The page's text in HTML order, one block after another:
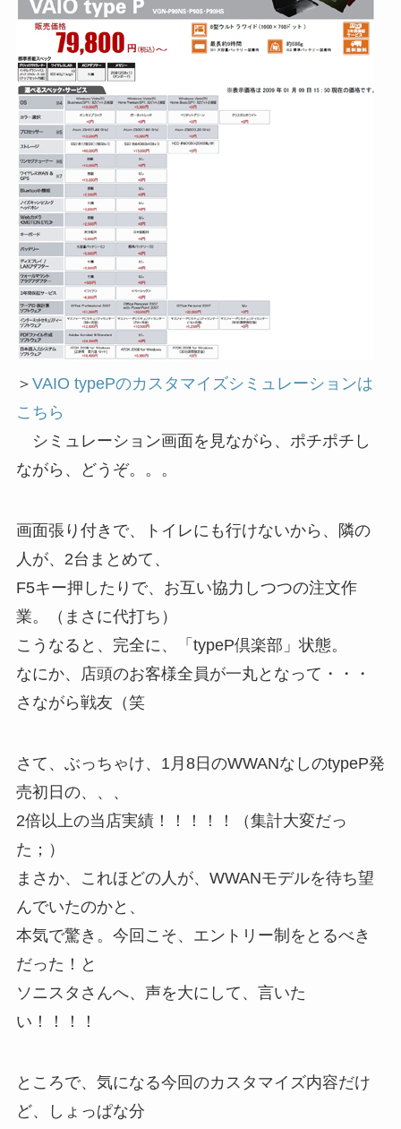
＞ VAIO typePのカスタマイズシミュレーションは
こちら
シミュレーション画面を見ながら、ポチポチし
ながら、どうぞ。。。
画面張り付きで、トイレにも行けないから、隣の
人が、2台まとめて、
F5キー押したりで、お互い協力しつつの注文作
業。（まさに代打ち）
こうなると、完全に、「typeP倶楽部」状態。
なにか、店頭のお客様全員が一丸となって・・・
さながら戦友（笑
さて、ぶっちゃけ、1月8日のWWANなしのtypeP発
売初日の、、、
2倍以上の当店実績！！！！！（集計大変だっ
た；）
まさか、これほどの人が、WWANモデルを待ち望
んでいたのかと、
本気で驚き。今回こそ、エントリー制をとるべき
だった！と
ソニスタさんへ、声を大にして、言いた
い！！！！
ところで、気になる今回のカスタマイズ内容だけ
ど、しょっぱな分